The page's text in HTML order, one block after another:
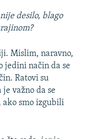
desilo, blago
Mislim, naravno,
jedini način da se
Ratovi su
važno da se
ako smo izgubili